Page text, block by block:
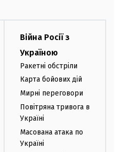
Війна Росії з
Україною
Ракетні обстріли
Карта бойових дій
Мирні переговори
Повітряна тривога в
Україні
Масована атака по
Україні